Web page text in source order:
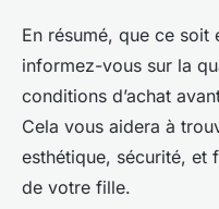
En résumé, que ce soit
informez-vous sur la
conditions d’achat
Cela vous aidera à
esthétique, sécurité, et
de votre fille.